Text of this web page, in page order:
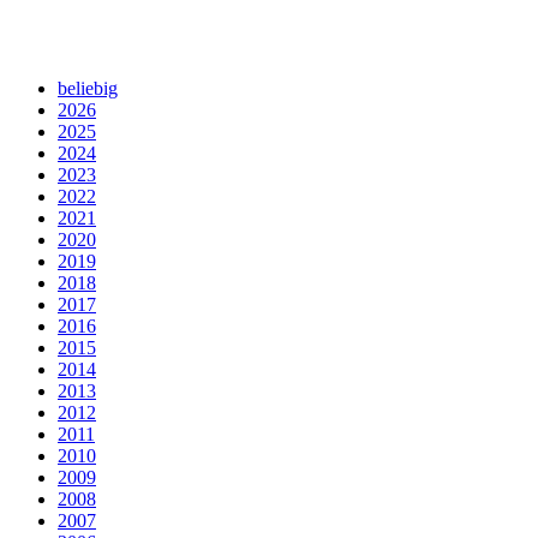
beliebig
2026
2025
2024
2023
2022
2021
2020
2019
2018
2017
2016
2015
2014
2013
2012
2011
2010
2009
2008
2007